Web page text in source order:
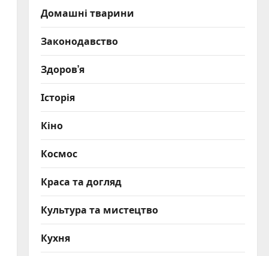
Домашні тварини
Законодавство
Здоров’я
Історія
Кіно
Космос
Краса та догляд
Культура та мистецтво
Кухня